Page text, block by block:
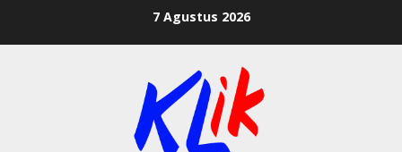
7 Agustus 2026